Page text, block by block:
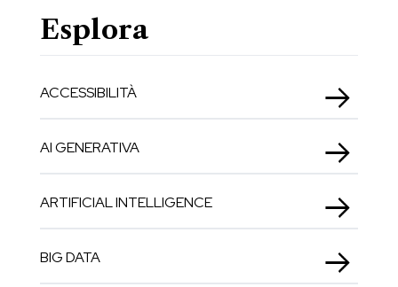
Esplora
ACCESSIBILITÀ
AI GENERATIVA
ARTIFICIAL INTELLIGENCE
BIG DATA